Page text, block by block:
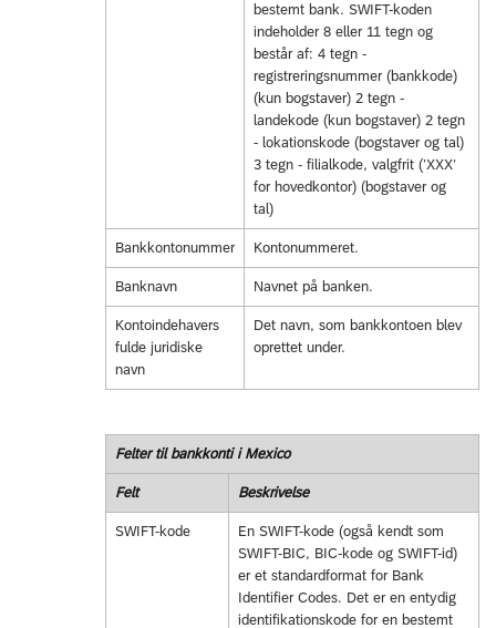
bestemt bank. SWIFT-koden
indeholder 8 eller 11 tegn og
består af: 4 tegn -
registreringsnummer (bankkode)
(kun bogstaver) 2 tegn -
landekode (kun bogstaver) 2 tegn
- lokationskode (bogstaver og tal)
3 tegn - filialkode, valgfrit (’XXX’
for hovedkontor) (bogstaver og
tal)
Bankkontonummer Kontonummeret.
Banknavn Navnet på banken.
Kontoindehavers
fulde juridiske
navn
Det navn, som bankkontoen blev
oprettet under.
Felter til bankkonti i Mexico
Felt Beskrivelse
SWIFT-kode
En SWIFT-kode (også kendt som
SWIFT-BIC, BIC-kode og SWIFT-id)
er et standardformat for Bank
Identifier Codes. Det er en entydig
identifikationskode for en bestemt